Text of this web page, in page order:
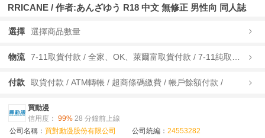
RRICANE / 作者:あんざゆう R18 中文 無修正 男性向 同人誌
選擇 選擇商品數量
物流
付款 取貨付款 / ATM轉帳 / 超商條碼繳費 / 帳戶餘額付款 /
買動漫
信用度： 99% 28 分鐘前上線
公司名稱： 買對動漫股份有限公司 公司統編： 24553282